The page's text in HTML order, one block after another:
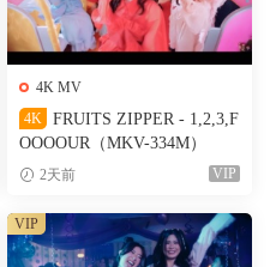
4K MV
4K
FRUITS ZIPPER - 1,2,3,F
OOOOUR（MKV-334M）
2天前 VIP
VIP